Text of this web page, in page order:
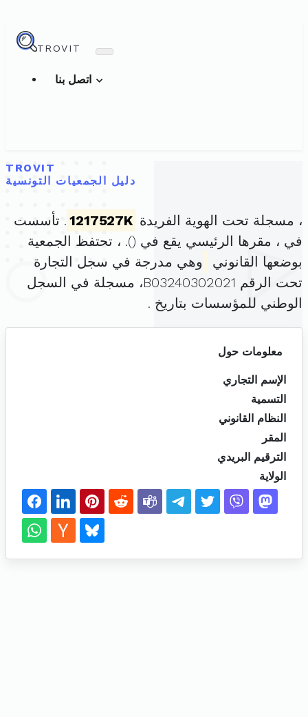
TROVIT
TROVIT
دليل الجمعيات التونسية
، مسجلة تحت الهوية الفريدة 1217527K . تأسست
في ، مقرها الرئيسي يقع في (). ، تحتفظ الجمعية
بوضعها القانوني
وهي مدرجة في سجل التجارة
تحت الرقم B03240302021، مسجلة في السجل
الوطني للمؤسسات بتاريخ .
معلومات حول
الإسم التجاري
التسمية
النظام القانوني
المقر
الترقيم البريدي
الولاية